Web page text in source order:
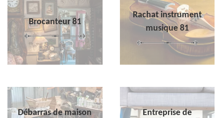
Brocanteur 81
Rachat instrument
musique 81
Débarras de maison
Entreprise de